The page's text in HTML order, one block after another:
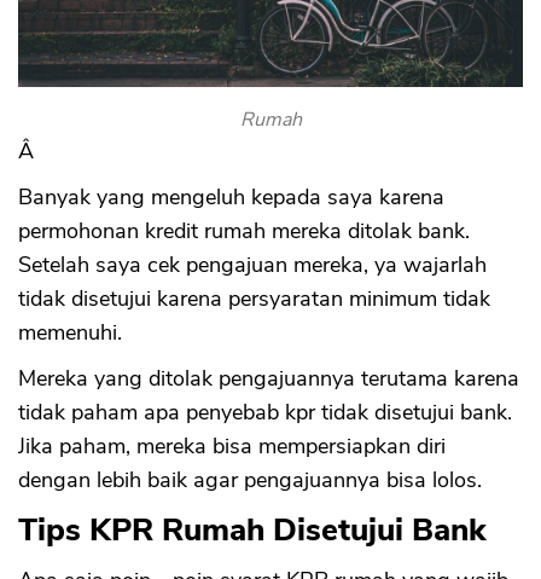
Rumah
Â
Banyak yang mengeluh kepada saya karena
permohonan kredit rumah mereka ditolak bank.
Setelah saya cek pengajuan mereka, ya wajarlah
tidak disetujui karena persyaratan minimum tidak
memenuhi.
Mereka yang ditolak pengajuannya terutama karena
tidak paham apa penyebab kpr tidak disetujui bank.
Jika paham, mereka bisa mempersiapkan diri
dengan lebih baik agar pengajuannya bisa lolos.
Tips KPR Rumah Disetujui Bank